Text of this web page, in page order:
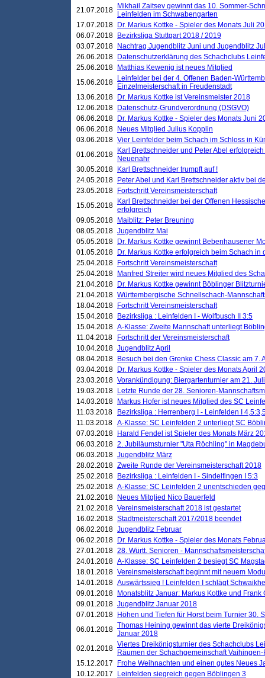
21.07.2018
Mikhail Zaitsev gewinnt das 10. Sommer-
Leinfelden im Schwabengarten
17.07.2018
Dr. Markus Kottke - Spieler des Monats Juli
06.07.2018
Bezirksliga Stuttgart 2018 / 2019
03.07.2018
Nachtrag Jugendblitz Juni und Jugendblitz
26.06.2018
Datenschutzerklärung des Schachclubs
25.06.2018
Matthias Kewenig ist neues Mitglied
15.06.2018
Leinfelder bei der 4. Offenen Baden-
Einzelmeisterschaft in Freudenstadt
13.06.2018
Dr. Markus Kottke ist Vereinsmeister 2018
12.06.2018
Datenschutz-Grundverordnung (DSGVO)
06.06.2018
Dr. Markus Kottke - Spieler des Monats Juni
06.06.2018
Neues Mitglied Julius Kopplin
03.06.2018 Vier Leinfelder beim Schach im Schloss in
01.06.2018
Karl Brettschneider und Peter Abel
Neuenahr
30.05.2018
Karl Brettschneider trumpft auf !
24.05.2018
Peter Abel und Karl Brettschneider aktiv bei
23.05.2018
Fortschritt Vereinsmeisterschaft
15.05.2018
Karl Brettschneider bei der Offenen
erfolgreich
09.05.2018
Maiblitz: Peter Breuning
08.05.2018 Jugendblitz Mai
05.05.2018
Dr. Markus Kottke gewinnt Bebenhausener
01.05.2018
Dr. Markus Kottke erfolgreich beim Schach
25.04.2018
Fortschritt Vereinsmeisterschaft
25.04.2018
Manfred Streiter wird neues Mitglied des
21.04.2018
Dr. Markus Kottke gewinnt Böblinger
21.04.2018 Württembergische Schnellschach-
18.04.2018
Fortschritt Vereinsmeisterschaft
15.04.2018
Bezirksliga : Leinfelden I - Wolfbusch II 3:5
15.04.2018 A-Klasse: Zweite Mannschaft unterliegt
11.04.2018
Fortschritt der Vereinsmeisterschaft
10.04.2018 Jugendblitz April
08.04.2018
Besuch bei den Grenke Chess Classic am 7.
03.04.2018
Dr. Markus Kottke - Spieler des Monats April
23.03.2018 Vorankündigung: Biergartenturnier am 21.
19.03.2018
Letzte Runde der 28. Senioren-
14.03.2018
Markus Hofer ist neues Mitglied des SC
11.03.2018
Bezirksliga : Herrenberg I - Leinfelden I
11.03.2018 A-Klasse: SC Leinfelden 2 unterliegt SC
07.03.2018
Harald Fendel ist Spieler des Monats März
06.03.2018 2. Jubiläumsturnier "Uta Röchling" in
06.03.2018 Jugendblitz März
28.02.2018 Zweite Runde der Vereinsmeisterschaft 2018
25.02.2018
Bezirksliga : Leinfelden I - Sindelfingen I 5:3
25.02.2018 A-Klasse: SC Leinfelden 2 unentschieden
21.02.2018
Neues Mitglied Nico Bauerfeld
21.02.2018 Vereinsmeisterschaft 2018 ist gestartet
16.02.2018 Stadtmeisterschaft 2017/2018 beendet
06.02.2018 Jugendblitz Februar
06.02.2018
Dr. Markus Kottke - Spieler des Monats
27.01.2018 28. Württ. Senioren -
24.01.2018 A-Klasse: SC Leinfelden 2 besiegt SC
18.01.2018 Vereinsmeisterschaft beginnt mit neuem
14.01.2018 Auswärtssieg ! Leinfelden I schlägt
09.01.2018
Monatsblitz Januar: Markus Kottke und
09.01.2018 Jugendblitz Januar 2018
07.01.2018
Höhen und Tiefen für Horst beim Turnier 30.
06.01.2018 Thomas Heining gewinnt das vierte
Januar 2018
02.01.2018 Viertes Dreikönigsturnier des Schachclubs
Räumen der Schachgemeinschaft
15.12.2017
Frohe Weihnachten und einen gutes Neues
10.12.2017
Leinfelden siegreich gegen Böblingen 3